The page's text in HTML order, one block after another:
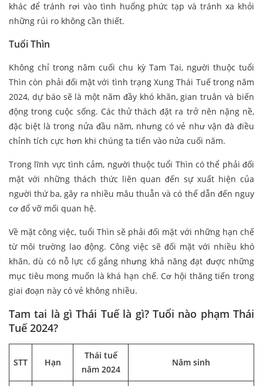
khác để tránh rơi vào tình huống phức tạp và tránh xa khỏi
những rủi ro không cần thiết.
Tuổi Thìn
Không chỉ trong năm cuối chu kỳ Tam Tai, người thuộc tuổi
Thìn còn phải đối mặt với tình trạng Xung Thái Tuế trong năm
2024, dự báo sẽ là một năm đầy khó khăn, gian truân và biến
động trong cuộc sống. Các thử thách đặt ra trở nên nặng nề,
đặc biệt là trong nửa đầu năm, nhưng có vẻ như vận đà điều
chỉnh tích cực hơn khi chúng ta tiến vào nửa cuối năm.
Trong lĩnh vực tình cảm, người thuộc tuổi Thìn có thể phải đối
mặt với những thách thức liên quan đến sự xuất hiện của
người thứ ba, gây ra nhiều mâu thuẫn và có thể dẫn đến nguy
cơ đổ vỡ mối quan hệ.
Về mặt công việc, tuổi Thìn sẽ phải đối mặt với những hạn chế
từ môi trường lao động. Công việc sẽ đối mặt với nhiều khó
khăn, dù có nỗ lực cố gắng nhưng khả năng đạt được những
mục tiêu mong muốn là khá hạn chế. Cơ hội thăng tiến trong
giai đoạn này có vẻ không nhiều.
Tam tai là gì Thái Tuế là gì? Tuổi nào phạm Thái
Tuế 2024?
STT Hạn
Thái tuế
năm 2024
Năm sinh